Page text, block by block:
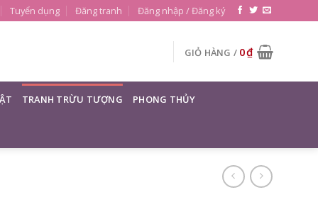
Tuyển dụng Đăng tranh Đăng nhập / Đăng ký
GIỎ HÀNG / 0₫
TRANH TRỪU TƯỢNG PHONG THỦY